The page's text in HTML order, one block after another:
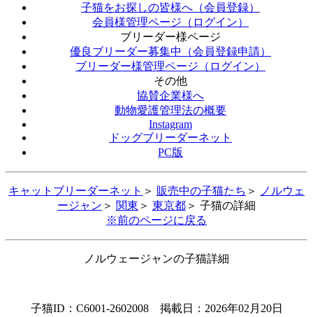
子猫をお探しの皆様へ（会員登録）
会員様管理ページ（ログイン）
ブリーダー様ページ
優良ブリーダー募集中（会員登録申請）
ブリーダー様管理ページ（ログイン）
その他
協賛企業様へ
動物愛護管理法の概要
Instagram
ドッグブリーダーネット
PC版
キャットブリーダーネット ＞ 販売中の子猫たち ＞
ノルウェ
ージャン ＞ 関東 ＞ 東京都 ＞ 子猫の詳細
※前のページに戻る
ノルウェージャンの子猫詳細
子猫ID：C6001-2602008 掲載日：2026年02月20日